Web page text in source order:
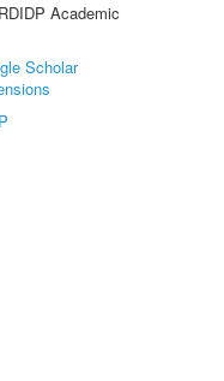
Academic
Scholar